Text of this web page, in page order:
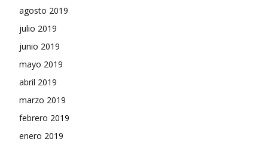
agosto 2019
julio 2019
junio 2019
mayo 2019
abril 2019
marzo 2019
febrero 2019
enero 2019